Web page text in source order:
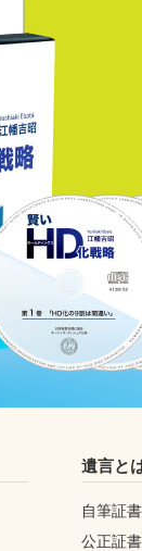
遺言と
自筆証
公正証